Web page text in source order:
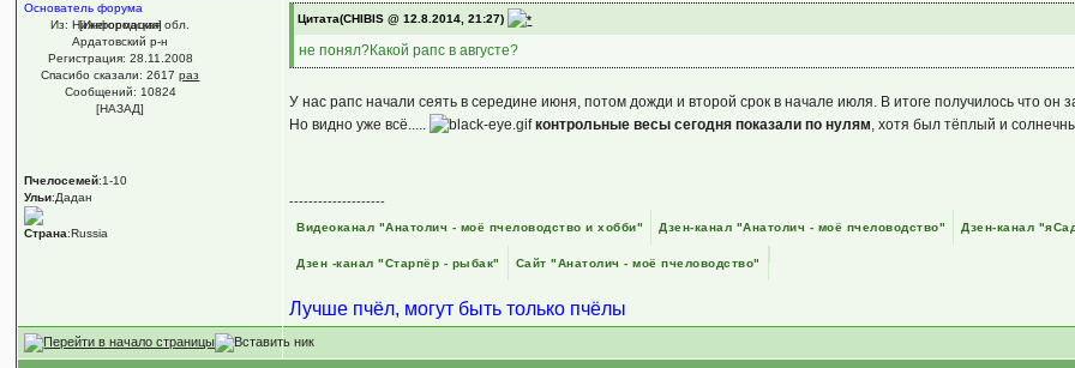
Основатель форума
[Информация]
Из: Нижегородская обл.
Ардатовский р-н
Регистрация: 28.11.2008
Спасибо сказали:2617 раз
Сообщений: 10824
[НАЗАД]
Пчелосемей:1-10
Ульи:Дадан
Страна:Russia
Цитата(CHIBIS @ 12.8.2014, 21:27)
не понял?Какой рапс в августе?
У нас рапс начали сеять в середине июня, потом дожди и второй срок в начале июля. В итоге получилось что он
Но видно уже всё.....
контрольные весы сегодня показали по нулям, хотя был тёплый и
--------------------
Видеоканал "Анатолич - моё пчеловодство и хобби" Дзен-канал "Анатолич - моё пчеловодство" Дзен-канал
Дзен -канал "Старпёр - рыбак" Сайт "Анатолич - моё пчеловодство"
Лучше пчёл, могут быть только пчёлы